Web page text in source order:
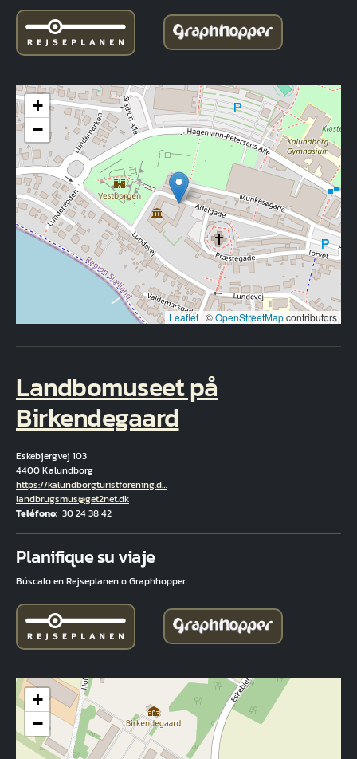
+
−
Leaflet | ©OpenStreetMapcontributors
Landbomuseet på
Birkendegaard
Eskebjergvej 103
4400 Kalundborg
Hjemmeside
https://kalundborgturistforening.d…
Correo electrónico
landbrugsmus@get2net.dk
Teléfono 30 24 38 42
Planifique su viaje
Búscalo en Rejseplanen o Graphhopper.
+
−